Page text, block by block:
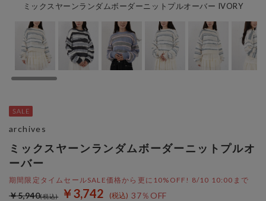
ミックスヤーンランダムボーダーニットプルオーバー IVORY
ミックスヤーンランダムボーダーニットプルオ
ーバー
期間限定タイムセールSALE価格から更に10%OFF! 8/10 10:00まで
￥3,742 37％OFF
￥5,940
archives